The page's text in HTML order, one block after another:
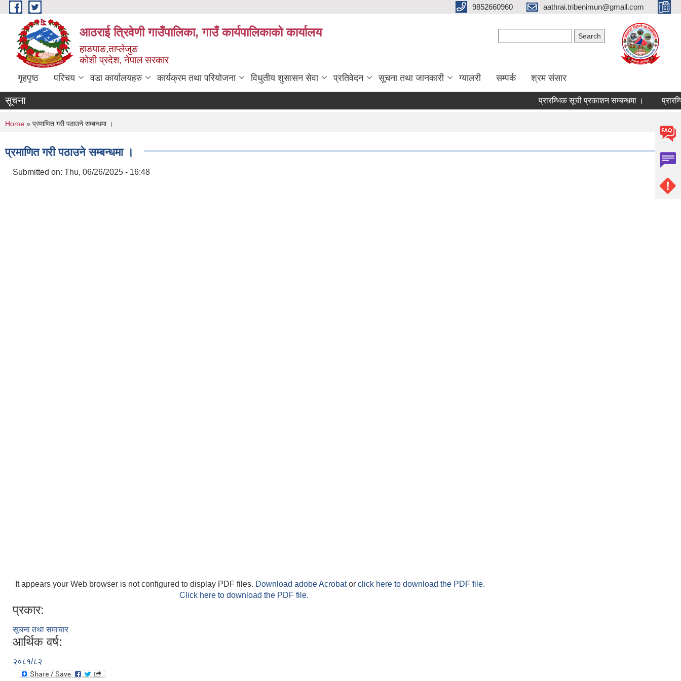
Skip to main content 9852660960 aathrai.tribenimun@gmail.com
आठराई त्रिवेणी गाउँपालिका, गाउँ कार्यपालिकाको कार्यालय
हाङपाङ,ताप्लेजुङ
कोशी प्रदेश, नेपाल सरकार
गृहपृष्ठ परिचय वडा कार्यालयहरु कार्यक्रम तथा परियोजना विधुतीय शुसासन सेवा प्रतिवेदन सूचना तथा जानकारी ग्यालरी सम्पर्क श्रम संसार
सूचना प्रारम्भिक सूची प्रकाशन सम्बन्धमा ।
You are here
Home » प्रमाणित गरी पठाउने सम्बन्धमा ।
प्रमाणित गरी पठाउने सम्बन्धमा ।
Submitted on: Thu, 06/26/2025 - 16:48
It appears your Web browser is not configured to display PDF files. Download adobe Acrobator click here to download the PDF file.
Click here to download the PDF file.
प्रकार:
सूचना तथा समाचार
आर्थिक वर्ष:
२०८१/८२